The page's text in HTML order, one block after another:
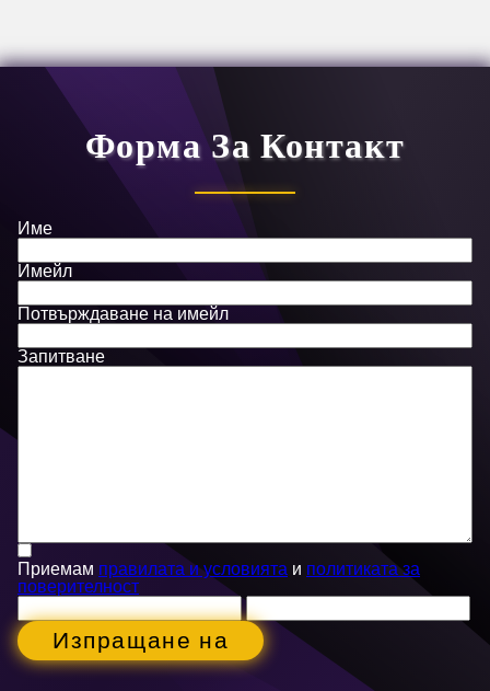
Форма За Контакт
Име
Имейл
Потвърждаване на имейл
Запитване
Приемам правилата и условията и политиката за
поверителност
Изпращане на